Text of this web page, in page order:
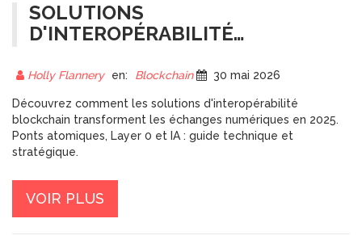
SOLUTIONS
D'INTEROPÉRABILITÉ
COMPLET
Holly Flannery en: Blockchain 30 mai 2026
Découvrez comment les solutions d'interopérabilité
blockchain transforment les échanges numériques en 2025.
Ponts atomiques, Layer 0 et IA : guide technique et
stratégique.
VOIR PLUS